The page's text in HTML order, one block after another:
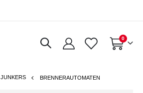
Warenkorb
0Artikel
JUNKERS BRENNERAUTOMATEN